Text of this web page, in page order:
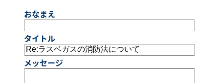
おなまえ
タイトル
メッセージ